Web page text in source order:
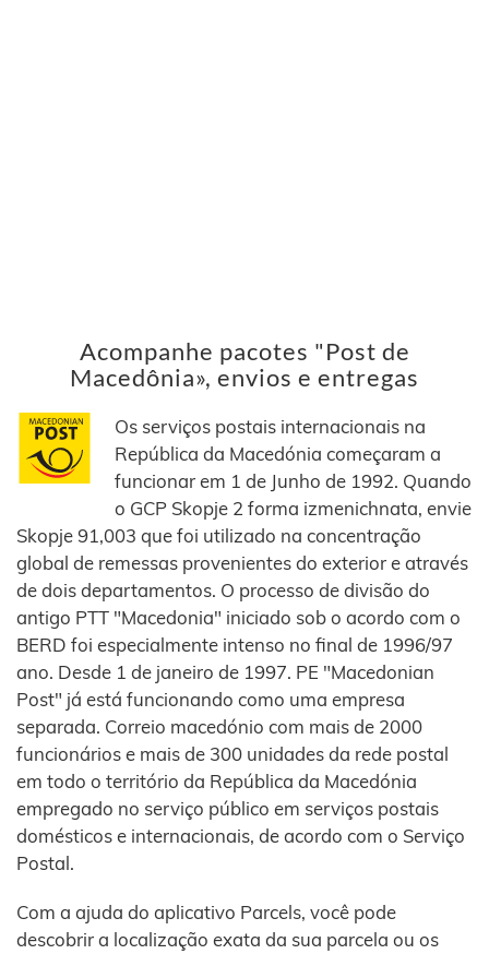
Acompanhe pacotes "Post de
Macedônia», envios e entregas
Os serviços postais internacionais na
República da Macedónia começaram a
funcionar em 1 de Junho de 1992. Quando
o GCP Skopje 2 forma izmenichnata, envie
Skopje 91,003 que foi utilizado na concentração
global de remessas provenientes do exterior e através
de dois departamentos. O processo de divisão do
antigo PTT "Macedonia" iniciado sob o acordo com o
BERD foi especialmente intenso no final de 1996/97
ano. Desde 1 de janeiro de 1997. PE "Macedonian
Post" já está funcionando como uma empresa
separada. Correio macedónio com mais de 2000
funcionários e mais de 300 unidades da rede postal
em todo o território da República da Macedónia
empregado no serviço público em serviços postais
domésticos e internacionais, de acordo com o Serviço
Postal.
Com a ajuda do aplicativo Parcels, você pode
descobrir a localização exata da sua parcela ou os